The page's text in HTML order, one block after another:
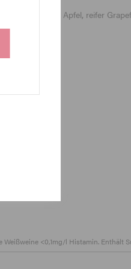
von Grünem Apfel, reifer
<0,1mg/l Histamin. Enthält